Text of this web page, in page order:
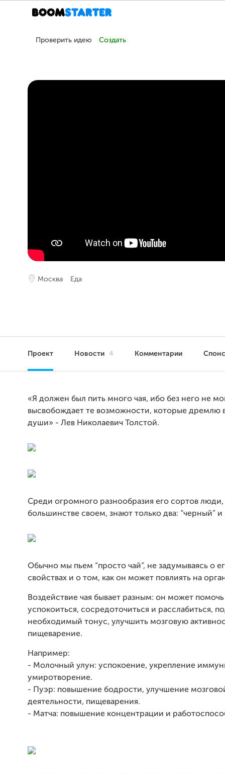
Проверить идею Создать
Москва Еда
Проект Новости 4 Комментарии
«Я должен был пить много чая, ибо без него не
высвобождает те возможности, которые дремлю
души» - Лев Николаевич Толстой.
Среди огромного разнообразия его сортов люди,
большинстве своем, знают только два: “черный” и
Обычно мы пьем “просто чай”, не задумываясь о
свойствах и о том, как он может повлиять на
Воздействие чая бывает разным: он может
успокоиться, сосредоточиться и расслабиться,
необходимый тонус, улучшить мозговую
пищеварение.
Например:
- Молочный улун: успокоение, укрепление
умиротворение.
- Пуэр: повышение бодрости, улучшение
деятельности, пищеварения.
- Матча: повышение концентрации и